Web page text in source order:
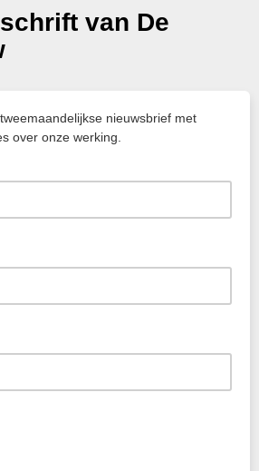
van De
nieuwsbrief met
over onze werking.